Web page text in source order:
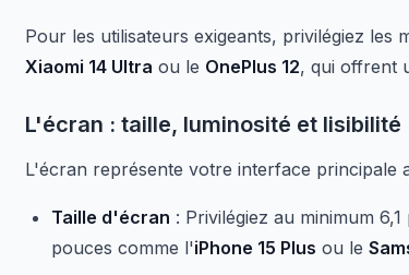
Pour les utilisateurs exigeants, privilégiez les
Xiaomi 14 Ultra ou le OnePlus 12, qui offrent
L'écran : taille, luminosité et lisibilité
L'écran représente votre interface principale
Taille d'écran : Privilégiez au minimum
pouces comme l'iPhone 15 Plus ou le